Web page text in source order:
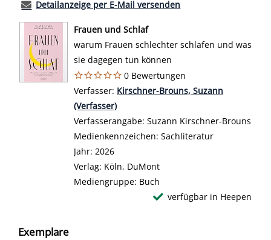
Detailanzeige per E-Mail versenden
Frauen und Schlaf
warum Frauen schlechter schlafen und was
sie dagegen tun können
0 Bewertungen
Verfasser: Suche nach diesem Verfasser
Kirschner-Brouns, Suzann
(Verfasser)
Verfasserangabe: Suzann Kirschner-Brouns
Medienkennzeichen: Sachliteratur
Jahr: 2026
Verlag: Köln, DuMont
Mediengruppe: Buch
verfügbar in Heepen
Exemplare